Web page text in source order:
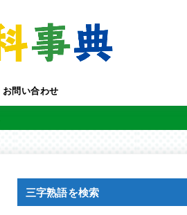
お問い合わせ
三字熟語を検索